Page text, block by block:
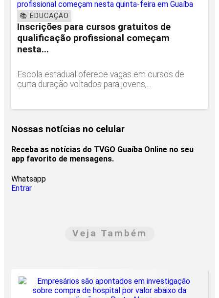
📚 EDUCAÇÃO
Inscrições para cursos gratuitos de
qualificação profissional começam
nesta...
Escola estadual oferece vagas em cursos de
curta duração voltados para jovens,...
Nossas notícias no celular
Receba as notícias do TVGO Guaíba Online no seu
app favorito de mensagens.
Whatsapp
Entrar
Veja Também